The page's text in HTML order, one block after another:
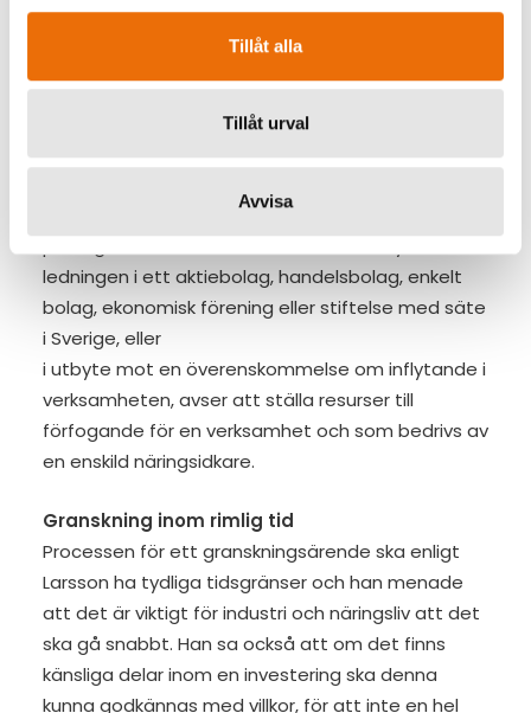
Tillåt alla
Tillåt urval
Avvisa
blir bolagsman i ett handelsbolag eller i ett enkelt
bolag eller om investeringen görs i ett
handelsbolag eller enkelt bolag som investeraren
bildar en svensk stiftelse,
ledningen i ett aktiebolag, handelsbolag, enkelt
bolag, ekonomisk förening eller stiftelse med säte
i Sverige, eller
i utbyte mot en överenskommelse om inflytande i
verksamheten, avser att ställa resurser till
förfogande för en verksamhet och som bedrivs av
en enskild näringsidkare.
Granskning inom rimlig tid
Processen för ett granskningsärende ska enligt
Larsson ha tydliga tidsgränser och han menade
att det är viktigt för industri och näringsliv att det
ska gå snabbt. Han sa också att om det finns
känsliga delar inom en investering ska denna
kunna godkännas med villkor, för att inte en hel